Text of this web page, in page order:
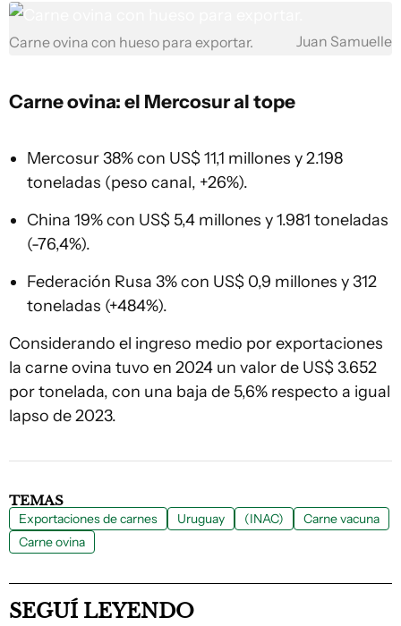
Carne ovina con hueso para exportar. Juan Samuelle
Carne ovina: el Mercosur al tope
Mercosur 38% con US$ 11,1 millones y 2.198
toneladas (peso canal, +26%).
China 19% con US$ 5,4 millones y 1.981 toneladas
(-76,4%).
Federación Rusa 3% con US$ 0,9 millones y 312
toneladas (+484%).
Considerando el ingreso medio por exportaciones
la carne ovina tuvo en 2024 un valor de US$ 3.652
por tonelada, con una baja de 5,6% respecto a igual
lapso de 2023.
TEMAS
Exportaciones de carnes Uruguay (INAC)
Carne vacuna
Carne ovina
SEGUÍ LEYENDO